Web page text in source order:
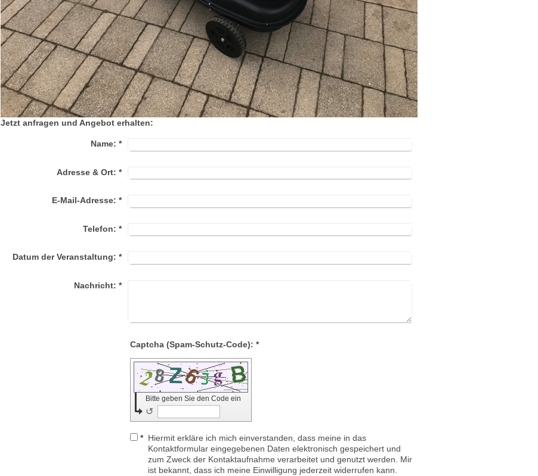
Jetzt anfragen und Angebot erhalten:
Name: *
Adresse & Ort: *
E-Mail-Adresse: *
Telefon: *
Datum der Veranstaltung: *
Nachricht: *
Captcha (Spam-Schutz-Code): *
Bitte geben Sie den Code ein
↺
* Hiermit erkläre ich mich einverstanden, dass meine in das
Kontaktformular eingegebenen Daten elektronisch gespeichert und
zum Zweck der Kontaktaufnahme verarbeitet und genutzt werden. Mir
ist bekannt, dass ich meine Einwilligung jederzeit widerrufen kann.